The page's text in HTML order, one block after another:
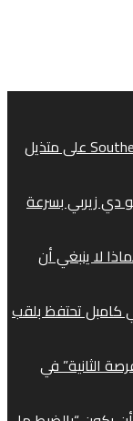
نتائج Hundred 2026: فاز فريق Southern Brave على متذيل
دي زيربي بسرعة
لا ينبغي أن
إيميلي كامبل تحتفظ بلقب
الثانية” في